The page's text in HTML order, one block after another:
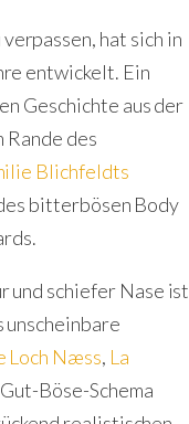
hat sich in
entwickelt. Ein
Geschichte aus der
Rande des
Blichfeldts
bitterbösen Body
und schiefer Nase ist
unscheinbare
Loch Næss, La
Böse-Schema